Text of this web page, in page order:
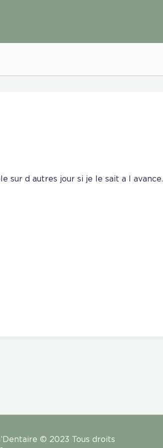
sur d autres jour si je le sait a l avance.
© 2023 Tous droits